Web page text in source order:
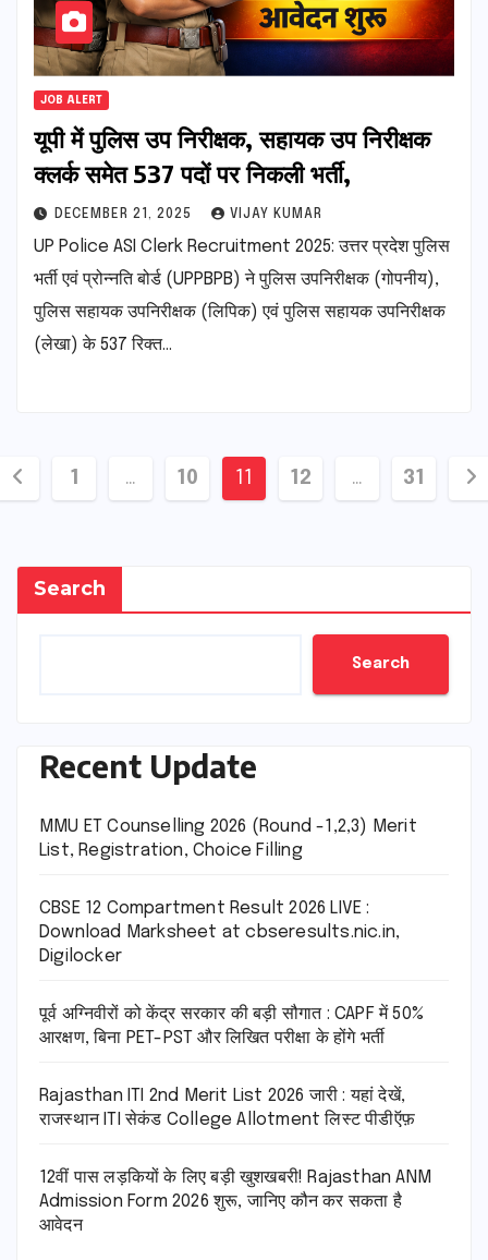
JOB ALERT
यूपी में पुलिस उप निरीक्षक, सहायक उप निरीक्षक
क्लर्क समेत 537 पदों पर निकली भर्ती,
DECEMBER 21, 2025 VIJAY KUMAR
UP Police ASI Clerk Recruitment 2025: उत्तर प्रदेश पुलिस
भर्ती एवं प्रोन्नति बोर्ड (UPPBPB) ने पुलिस उपनिरीक्षक (गोपनीय),
पुलिस सहायक उपनिरीक्षक (लिपिक) एवं पुलिस सहायक उपनिरीक्षक
(लेखा) के 537 रिक्त…
1 … 10 11 12 … 31
Search
Search
Recent Update
MMU ET Counselling 2026 (Round -1,2,3) Merit
List, Registration, Choice Filling
CBSE 12 Compartment Result 2026 LIVE :
Download Marksheet at cbseresults.nic.in,
Digilocker
पूर्व अग्निवीरों को केंद्र सरकार की बड़ी सौगात : CAPF में 50%
आरक्षण, बिना PET-PST और लिखित परीक्षा के होंगे भर्ती
Rajasthan ITI 2nd Merit List 2026 जारी : यहां देखें,
राजस्थान ITI सेकंड College Allotment लिस्ट पीडीऍफ़
12वीं पास लड़कियों के लिए बड़ी खुशखबरी! Rajasthan ANM
Admission Form 2026 शुरू, जानिए कौन कर सकता है
आवेदन